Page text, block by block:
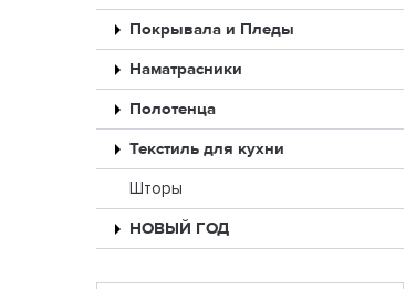
Покрывала и Пледы
Наматрасники
Полотенца
Текстиль для кухни
Шторы
НОВЫЙ ГОД